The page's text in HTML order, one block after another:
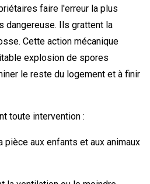
faire l'erreur la plus
dangereuse. Ils grattent la
Cette action mécanique
explosion de spores
le reste du logement et à finir
toute intervention :
pièce aux enfants et aux animaux